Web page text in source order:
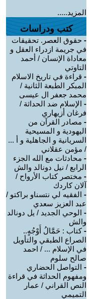
المزيد.....
كتب ودراسات
- حقوق العصر. تحقيقات
في جريمة ازدراء العقل و
معاداة الإنسان / أحمد
التاوتي
- قراءة في تاريخ الاسلام
المبكر الطبعة الثانية /
محمد جعفر ال عيسى
- الإسلام ضد الحداثة /
فرغان أزيهاري
- مصادر القرآن من
اليهودية و المسيحية
السريانية و الجاهلية و أ ...
/ مؤمن عقلاني
- محادثات مع الله الجزء
الرابع / نيل دونالد والش
- مختصر كتاب الأرواح /
آلان كاردك
- الفقيه لي نتسناو براكتو /
عبد العزيز سعدي
- الوحي الجديد / يل دونالد
والش
-كتاب : حَمَّالُ أَوْجُهٍ..
الصراع الطبقي والتأويل
في الإسلام ... / احمد
صالح سلوم
- التواصل الحضاري
ومفهوم الحداثة في قراءة
النص القراني / عمار
التميمي